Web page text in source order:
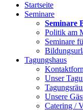
Startseite
Seminare
Seminare
Politik am
Seminare
Tagungshaus
Unser
Unsere
Catering /